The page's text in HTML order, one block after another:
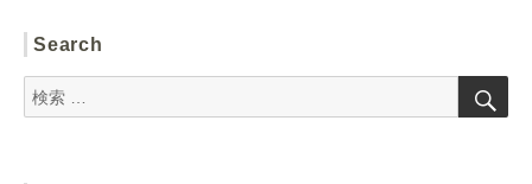
Search
検
索:
検